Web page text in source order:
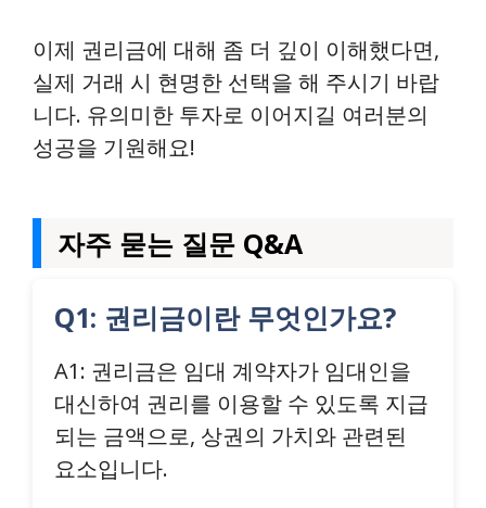
이제 권리금에 대해 좀 더 깊이 이해했다면,
실제 거래 시 현명한 선택을 해 주시기 바랍
니다. 유의미한 투자로 이어지길 여러분의
성공을 기원해요!
자주 묻는 질문 Q&A
Q1: 권리금이란 무엇인가요?
A1: 권리금은 임대 계약자가 임대인을
대신하여 권리를 이용할 수 있도록 지급
되는 금액으로, 상권의 가치와 관련된
요소입니다.